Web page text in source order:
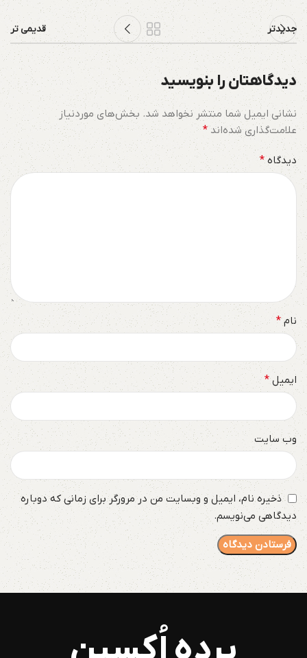
جدیدتر قدیمی تر
دیدگاهتان را بنویسید
نشانی ایمیل شما منتشر نخواهد شد. بخش‌های موردنیاز
علامت‌گذاری شده‌اند*
دیدگاه*
نام*
ایمیل*
وب‌ سایت
ذخیره نام، ایمیل و وبسایت من در مرورگر برای زمانی که دوباره
دیدگاهی می‌نویسم.